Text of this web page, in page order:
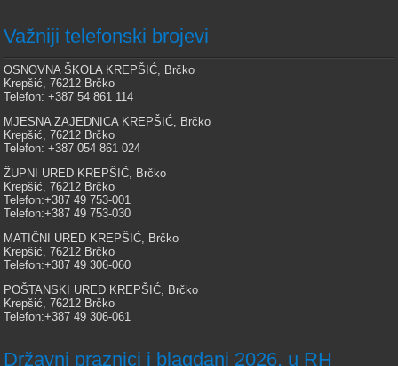
Važniji telefonski brojevi
OSNOVNA ŠKOLA KREPŠIĆ, Brčko
Krepšić, 76212 Brčko
Telefon: +387 54 861 114
MJESNA ZAJEDNICA KREPŠIĆ, Brčko
Krepšić, 76212 Brčko
Telefon: +387 054 861 024
ŽUPNI URED KREPŠIĆ, Brčko
Krepšić, 76212 Brčko
Telefon:+387 49 753-001
Telefon:+387 49 753-030
MATIČNI URED KREPŠIĆ, Brčko
Krepšić, 76212 Brčko
Telefon:+387 49 306-060
POŠTANSKI URED KREPŠIĆ, Brčko
Krepšić, 76212 Brčko
Telefon:+387 49 306-061
Državni praznici i blagdani 2026. u RH